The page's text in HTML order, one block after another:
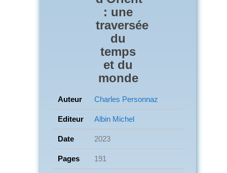
: une
traversée
du
temps
et du
monde
Auteur Charles Personnaz
Editeur Albin Michel
Date 2023
Pages 191